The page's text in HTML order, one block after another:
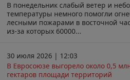
В понедельник слабый ветер и
температуры немного помогли
лесными пожарами в восточной
из-за которых 60000...
30 июля 2026 | 12:03
В Евросоюзе выгорело около 0,5
гектаров площади территорий